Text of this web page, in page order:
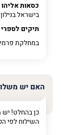
כסאות אליהו
בישראל
תיקים
במחלקת
האם יש
כן בהחלט!
השילוח לפי